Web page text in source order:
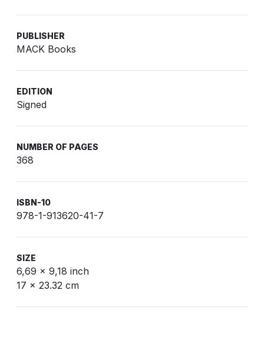
PUBLISHER
MACK Books
EDITION
Signed
NUMBER OF PAGES
368
ISBN-10
978-1-913620-41-7
SIZE
6,69 x 9,18 inch
17 x 23.32 cm